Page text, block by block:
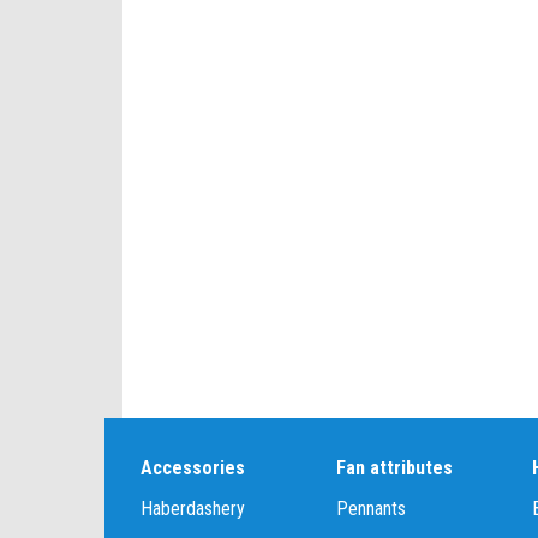
Accessories
Haberdashery
Fan attributes
Pennants